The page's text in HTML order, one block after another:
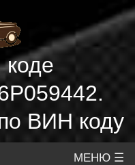
коде
ВИН коду
МЕНЮ ☰